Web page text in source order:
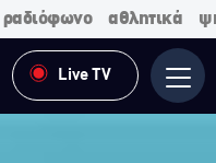
ραδιόφωνο αθλητικά
Live TV